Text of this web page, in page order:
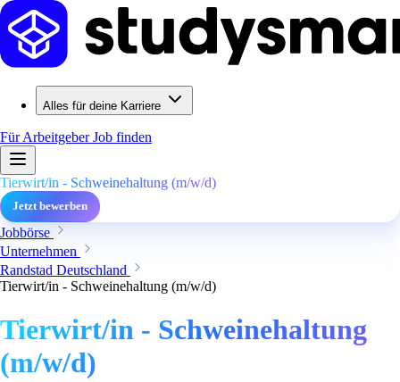
Alles für deine Karriere
Für ArbeitgeberJob finden
Tierwirt/in - Schweinehaltung (m/w/d)
Jetzt bewerben
Jobbörse
Unternehmen
Randstad Deutschland
Tierwirt/in - Schweinehaltung (m/w/d)
Tierwirt/in - Schweinehaltung
(m/w/d)